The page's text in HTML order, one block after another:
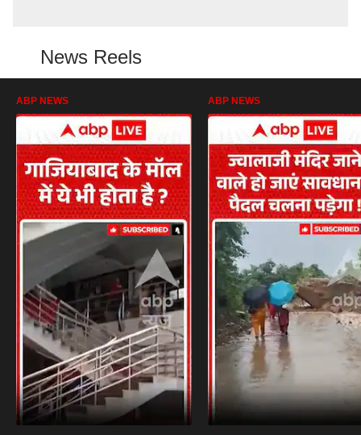
News Reels
ABP NEWS ABP NEWS